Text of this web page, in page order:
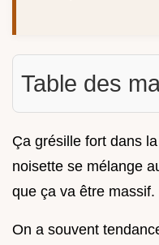
Table des
Ça grésille fort dans
noisette se mélange
que ça va être massif.
On a souvent